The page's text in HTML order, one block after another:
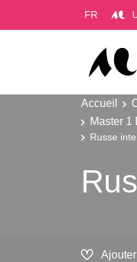
FR
Accueil
Master 1
Russe